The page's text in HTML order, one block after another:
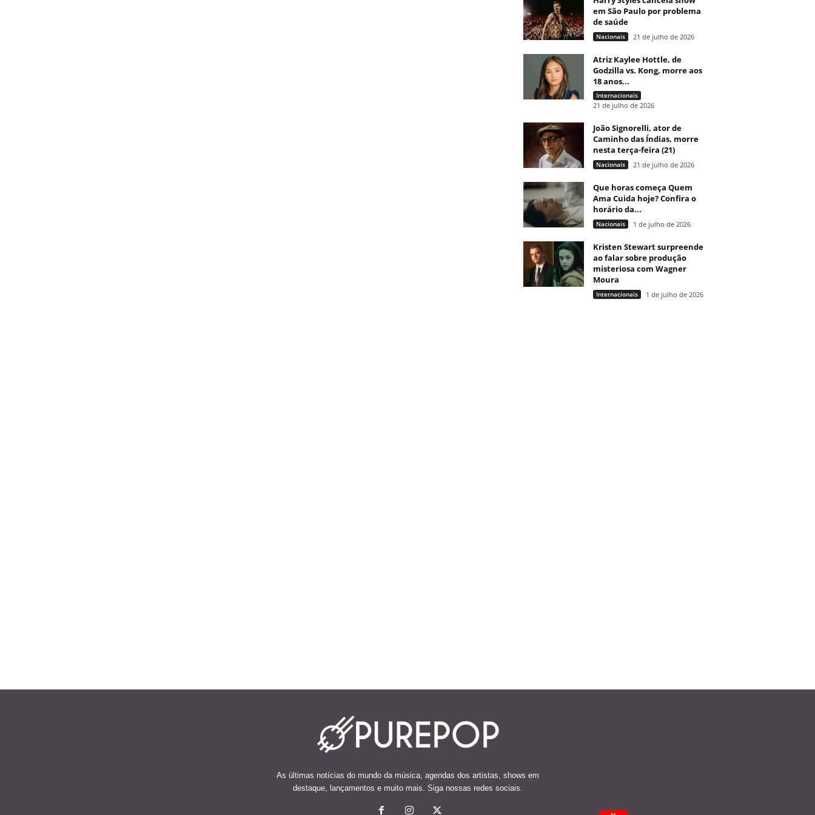
em São Paulo por problema
de saúde
Nacionais 21 de julho de 2026
Atriz Kaylee Hottle, de
Godzilla vs. Kong, morre aos
18 anos...
Internacionais
21 de julho de 2026
João Signorelli, ator de
Caminho das Índias, morre
nesta terça-feira (21)
Nacionais 21 de julho de 2026
Que horas começa Quem
Ama Cuida hoje? Confira o
horário da...
Nacionais 1 de julho de 2026
Kristen Stewart surpreende
ao falar sobre produção
misteriosa com Wagner
Moura
Internacionais 1 de julho de 2026
As últimas notícias do mundo da música, agendas dos artistas, shows em
destaque, lançamentos e muito mais. Siga nossas redes sociais.